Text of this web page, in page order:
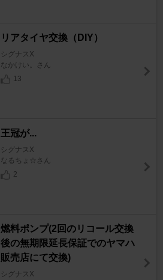
リアタイヤ交換（DIY）
シグナスX
なかけい。さん
13
王冠が...
シグナスX
なるちょ☆さん
2
燃料ポンプ(2回のリコール交換
後の無期限延長保証でのヤマハ
販売店にて交換)
シグナスX